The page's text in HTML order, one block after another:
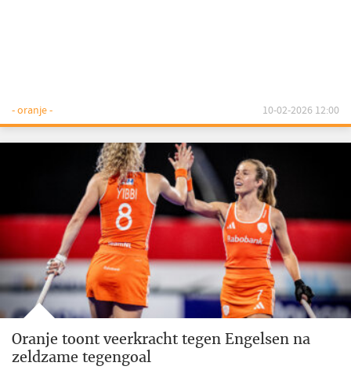
- oranje - 10-02-2026 12:00
Oranje toont veerkracht tegen Engelsen na
zeldzame tegengoal